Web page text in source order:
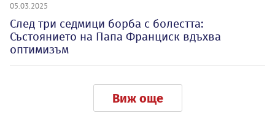
05.03.2025
След три седмици борба с болестта:
Състоянието на Папа Франциск вдъхва
оптимизъм
Виж още